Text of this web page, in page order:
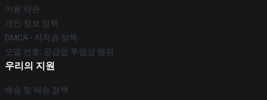
이용 약관
개인 정보 정책
DMCA - 저작권 정책
모델 번호: 공급망 투명성 행위
우리의 지원
배송 및 배송 정책